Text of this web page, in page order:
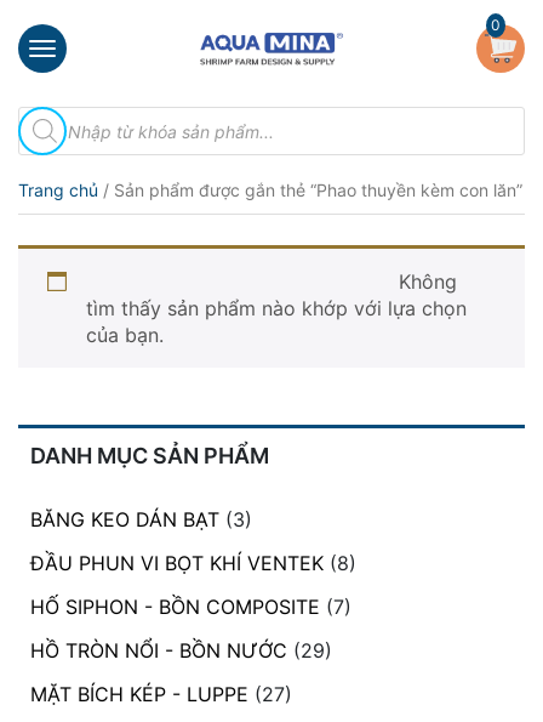
×
chủ
thiệu
Sản
phẩm
Ventek
dẫn
đặt
Quy
định
Blog
0
Tìm
kiếm
sản
Trang chủ / Sản phẩm được gắn thẻ “Phao thuyền kèm con lăn”
DANH MỤC SẢN PHẨM
BĂNG KEO DÁN BẠT (3)
ĐẦU PHUN VI BỌT KHÍ VENTEK (8)
HỐ SIPHON - BỒN COMPOSITE (7)
HỒ TRÒN NỔI - BỒN NƯỚC (29)
MẶT BÍCH KÉP - LUPPE (27)
Phao thuyền kèm con lăn
Không
tìm thấy sản phẩm nào khớp với lựa chọn
của bạn.